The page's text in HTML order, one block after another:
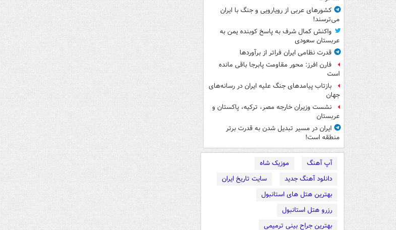
کشورهای عربی از رویارویی و جنگ با ایران
می‌ترسند!
واکنش کمال شرف به پاسخ کوبنده یمن به
عربستان سعودی
قدرت نظامی ایران فراتر از برآوردها
فارن افرز: محور مقاومت پابرجا باقی مانده
است
بازتاب پیامدهای جنگ علیه ایران در رسانه‌های
جهان
نشست وزیران خارجه مصر، ترکیه، پاکستان و
عربستان
ایران در مسیر تبدیل شدن به قدرت برتر
منطقه است!
آپ آهنگ
موزیک شاه
دانلود آهنگ جدید
سایت تاریخ ایران
بهترین هتل های استانبول
رزرو هتل استانبول
بهترین جراح بینی ترمیمی